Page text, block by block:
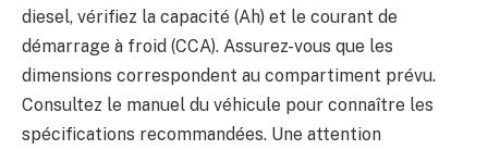
diesel, vérifiez la capacité (Ah) et le courant de
démarrage à froid (CCA). Assurez-vous que les
dimensions correspondent au compartiment prévu.
Consultez le manuel du véhicule pour connaître les
spécifications recommandées. Une attention